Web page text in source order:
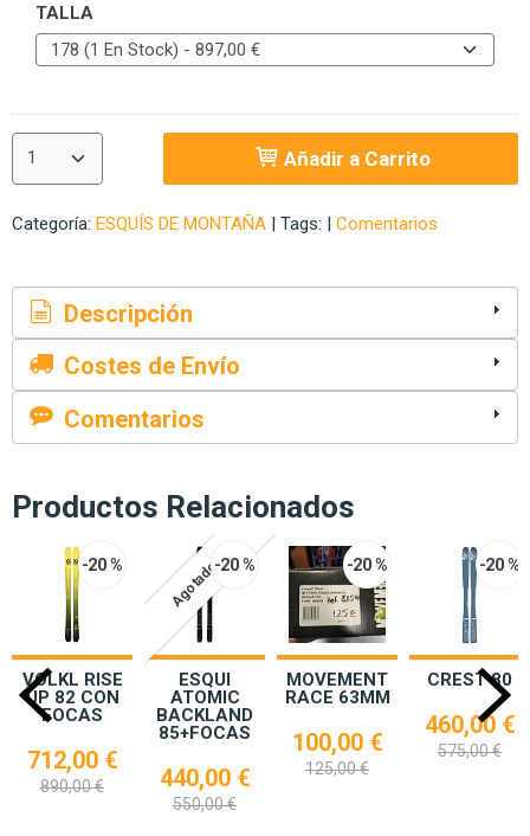
TALLA
Añadir a Carrito
Categoría: ESQUÍS DE MONTAÑA | Tags: | Comentarios
Descripción
Costes de Envío
Comentarios
Productos Relacionados
-20 %
VOLKL RISE
UP 82 CON
FOCAS
712,00 €
890,00 €
Agotado-20 %
ESQUI
ATOMIC
BACKLAND
85+FOCAS
440,00 €
550,00 €
-20 %
MOVEMENT
RACE 63MM
100,00 €
125,00 €
-20 %
CREST 80
460,00 €
575,00 €